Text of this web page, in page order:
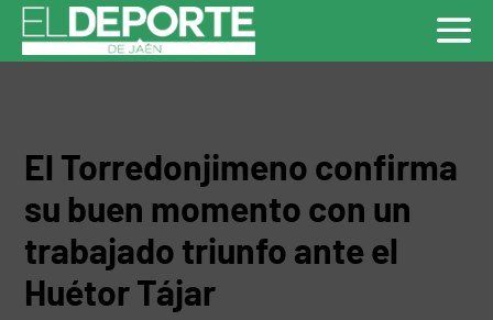
El Torredonjimeno confirma
su buen momento con un
trabajado triunfo ante el
Huétor Tájar